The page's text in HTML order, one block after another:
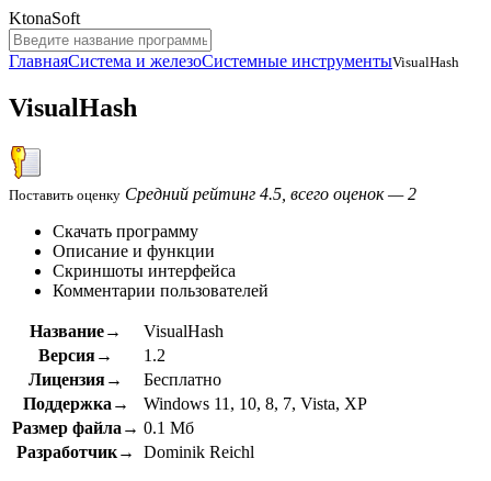
KtonaSoft
ГлавнаяСистема и железоСистемные инструментыVisualHash
VisualHash
Поставить оценку Средний рейтинг 4.5, всего оценок — 2
Скачать программу
Описание и функции
Скриншоты интерфейса
Комментарии пользователей
Название→
VisualHash
Версия→
1.2
Лицензия→
Бесплатно
Поддержка→
Windows 11, 10, 8, 7, Vista, XP
Размер файла→ 0.1 Мб
Разработчик→
Dominik Reichl